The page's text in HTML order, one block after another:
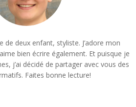
de deux enfant, styliste. J’adore mon
bien écrire également. Et puisque je
j’ai décidé de partager avec vous des
Faites bonne lecture!